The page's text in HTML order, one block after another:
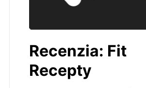
Recenzia: Fit
Recepty